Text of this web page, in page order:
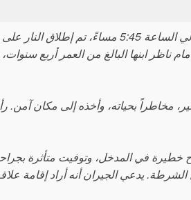
ناظر ابنها البالغ من العمر أربع
مخاطراً بحياته، وأخذه إلى مكان
في المدخل، وتوفيت متأثرة